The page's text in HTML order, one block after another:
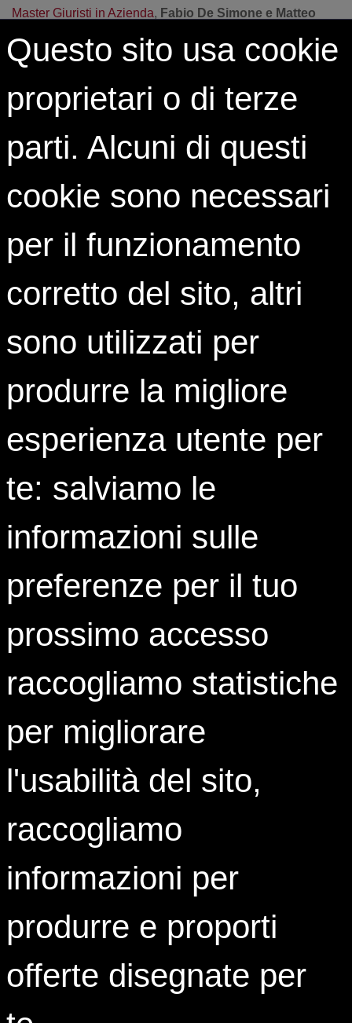
Master Giuristi in Azienda, Fabio De Simone e Matteo
Team LWFpresso Credem Banca eSenior Consultant
che risponderanno alle domande dei follower della
nostra pagina Instagram, dove verrà trasmesso
l’incontro in diretta.
Share:
Contatti
0323 933 801
393 9091288
Sedi
Cottino Social Impact Campus
Sede di Torino
10129 Torino
ISTUD Hub Milano
Sede di Milano
20154 Milano
Questo sito usa cookie
proprietari o di terze
parti. Alcuni di questi
cookie sono necessari
per il funzionamento
corretto del sito, altri
sono utilizzati per
produrre la migliore
esperienza utente per
te: salviamo le
informazioni sulle
preferenze per il tuo
prossimo accesso
raccogliamo statistiche
per migliorare
l'usabilità del sito,
raccogliamo
informazioni per
produrre e proporti
offerte disegnate per